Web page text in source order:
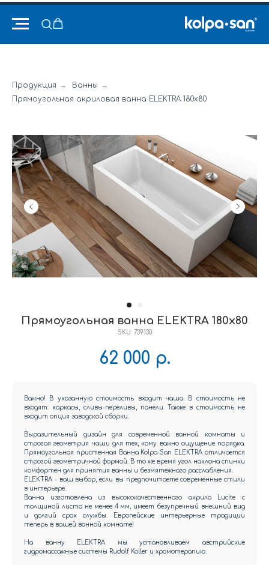
Продукция → Ванны →
Прямоугольная акриловая ванна ELEKTRA 180x80
Прямоугольная ванна ELEKTRA 180x80
SKU: 739130
62 000 р.
Важно! В указанную стоимость входит чаша. В стоимость не
входят: каркасы, сливы-переливы, панели. Также в стоимость не
входит опция заводской сборки.
Выразительный дизайн для современной ванной комнаты и
строгая геометрия чаши для тех, кому важно ощущение порядка.
Прямоугольная пристенная Ванна Kolpa-San ELEKTRA отличается
строгой геометричной формой. В то же время угол наклона спинки
комфортен для принятия ванны и безмятежного расслабления.
ELEKTRA - ваш выбор, если вы предпочитаете современные стили
в интерьере.
Ванна изготовлена из высококачественного акрила Lucite с
толщиной листа не менее 4 мм, имеет безупречный внешний вид
и долгий срок службы. Европейские интерьерные традиции
теперь в вашей ванной комнате!
На ванну ELEKTRA мы устанавливаем австрийские
гидромассажные системы Rudolf Koller и хромотерапию.